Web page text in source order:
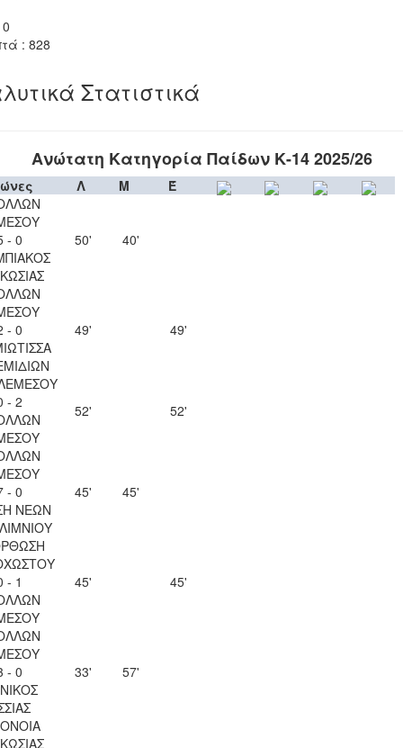
: 828
Στατιστικά
Ανώτατη Κατηγορία Παίδων Κ-14 2025/26
Λ Μ
Έ
- 0
50' 40'
- 0
49' 49'
- 2
52' 52'
- 0
ΝΕΩΝ
45' 45'
- 1
45' 45'
- 0
33' 57'